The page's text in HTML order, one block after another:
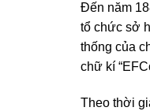
Đến năm
tổ chức sở
thống của
chữ kí
Theo thời